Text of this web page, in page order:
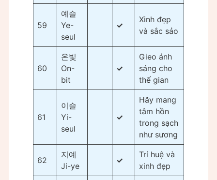
59
예슬
Ye-
seul
✓
Xinh đẹp
và sắc sảo
60
온빛
On-
bit
✓
Gieo ánh
sáng cho
thế gian
61
이슬
Yi-
seul
✓
Hãy mang
tâm hồn
trong sạch
như sương
62
지예
Ji-ye
✓
Trí huệ và
xinh đẹp